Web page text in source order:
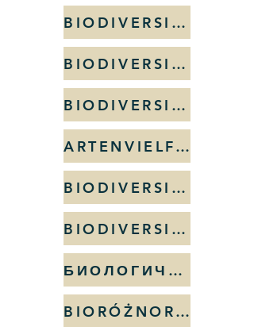
BIODIVERSITEIT
BIODIVERSITE
BIODIVERSITY
ARTENVIELFALT
BIODIVERSIDAD
BIODIVERSIDADE
БИОЛОГИЧНО РАЗНООБРАЗИЕ
BIORÓŻNORODNOŚĆ